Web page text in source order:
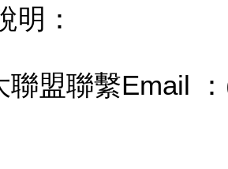
明：
聯盟聯繫Email